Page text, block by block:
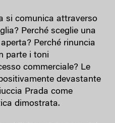
si comunica attraverso
Perché sceglie una
Perché rinuncia
parte i toni
commerciale? Le
devastante
Prada come
dimostrata.